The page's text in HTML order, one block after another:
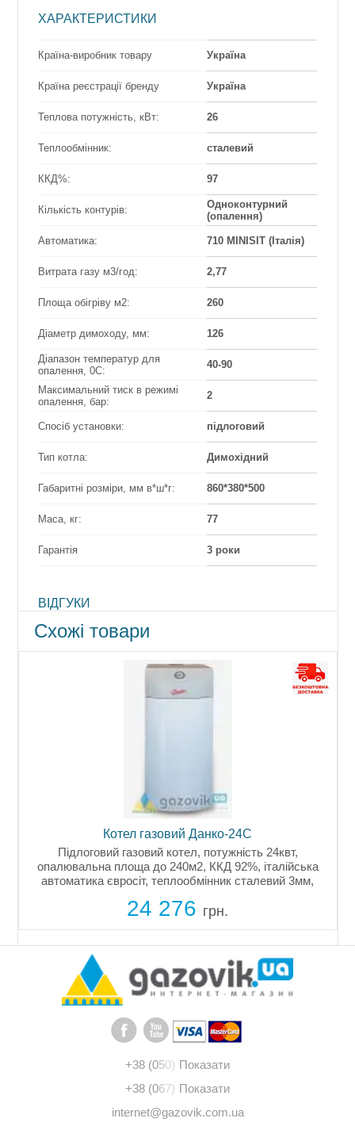
ХАРАКТЕРИСТИКИ
Країна-виробник товару Україна
Країна реєстрації бренду Україна
Теплова потужність, кВт: 26
Теплообмінник: сталевий
ККД%: 97
Кількість контурів:
Одноконтурний
(опалення)
Автоматика: 710 MINISIT (Італія)
Витрата газу м3/год: 2,77
Площа обігріву м2: 260
Діаметр димоходу, мм: 126
Діапазон температур для
опалення, 0С:
40-90
Максимальний тиск в режимі
опалення, бар:
2
Спосіб установки: підлоговий
Тип котла: Димохідний
Габаритні розміри, мм в*ш*г: 860*380*500
Маса, кг: 77
Гарантія 3 роки
ВІДГУКИ
Схожі товари
3мм,
Котел газовий ATEM Житомир-3 КС-Г-
задній димохід, одноконтурний
Газовий котел, без контуру гарячого
потужність 26кВт, площа опалювальна до
збільшеною робочою поверхнею,
25 541грн.
+38 (050) Показати
+38 (067) Показати
internet@gazovik.com.ua